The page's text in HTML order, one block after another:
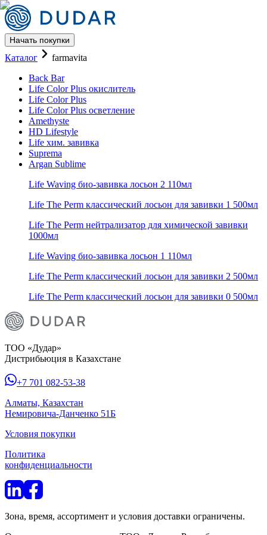
Начать покупки
Каталог Life хим. завивка
Каталог
farmavita
Back Bar
Life Color Plus окислитель
Life Color Plus
Life Color Plus осветление
Amethyste
HD Lifestyle
Life хим. завивка
Suprema
Argan Sublime
Life Waving био-завивка лосьон 2 110мл
Life The Perm классический лосьон для завивки 1 500мл
Life The Perm нейтрализатор для химической завивки
1000мл
Life Waving био-завивка лосьон 1 110мл
Life The Perm классический лосьон для завивки 2 500мл
Life The Perm классический лосьон для завивки 0 500мл
ТОО «Дудар»
Дистрибьюция в Казахстане
+7 701 082-53-38
Алматы, Казахстан
Немировича-Данченко 51Б
Условия покупки
Политика
конфиденциальности
Зона, время, ассортимент и условия доставки ограничены.